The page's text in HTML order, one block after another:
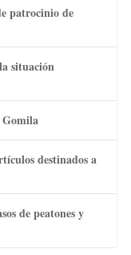
patrocinio de
situación
Gomila
destinados a
de peatones y